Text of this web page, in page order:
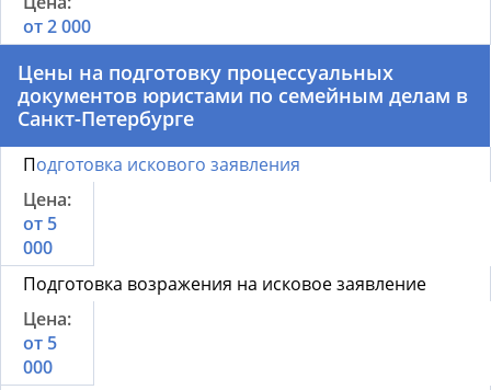
от 2 000
Цены на подготовку процессуальных
документов юристами по семейным делам в
Санкт-Петербурге
Подготовка искового заявления
от 5
000
Подготовка возражения на исковое заявление
от 5
000